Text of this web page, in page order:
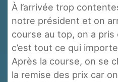
À l’arrivée trop
notre président et on
course au top, on a pris
c’est tout ce qui
Après la course, on se
la remise des prix car